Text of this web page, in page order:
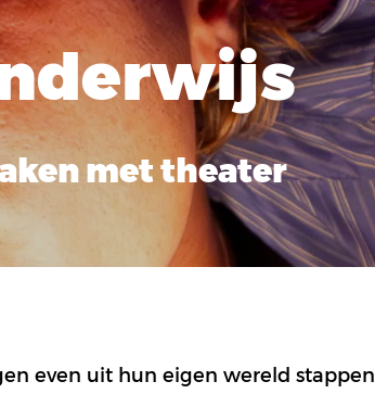
met theater
even uit hun eigen wereld stappen